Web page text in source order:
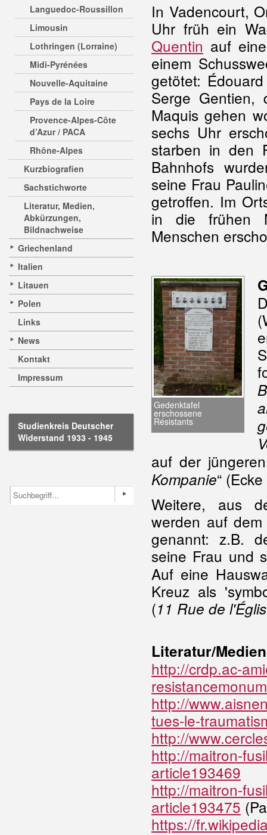
Languedoc-Roussillon
Limousin
Lothringen (Lorraine)
Midi-Pyrénées
Nouvelle-Aquitaine
Pays de la Loire
Provence-Alpes-Côte
d’Azur / PACA
Rhône-Alpes
Kurzbiografien
Sachstichworte
Literatur, Medien,
Abkürzungen,
Bildnachweise
Griechenland
Italien
Litauen
Polen
Links
News
Kontakt
Impressum
Studienkreis Deutscher
Widerstand 1933 - 1945
In Vadencourt,
Uhr früh ein
Quentin auf
einem
getötet:
Serge
Maquis gehen
sechs Uhr
starben in den
Bahnhofs
seine Frau
getroffen. Im
in die frühen
Menschen
Gedenktafel
erschossene
Résistants
auf der
Kompanie“
Weitere, aus
werden auf
genannt: z.B.
seine Frau und
Auf eine
Kreuz als
(11 Rue de
Literatur/Medien
http://crdp.ac-
http://
tues-le-
http://
http://maitron-
article193469
http://maitron-
article193475
https://